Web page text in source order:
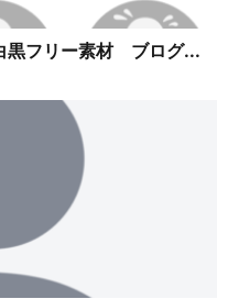
黒フリー素材 ブログ...